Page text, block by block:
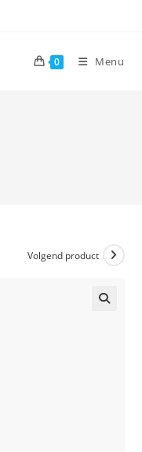
0 Menu
Volgend product